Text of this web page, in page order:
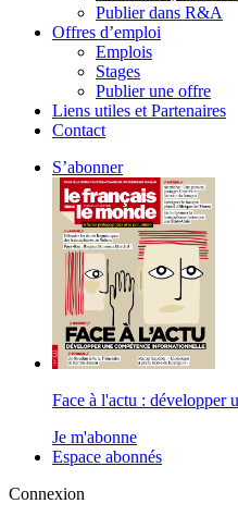
Publier dans R&A
Offres d’emploi
Emplois
Stages
Publier une offre
Liens utiles et Partenaires
Contact
S’abonner
Face à l'actu : développer
Je m'abonne
Espace abonnés
Connexion